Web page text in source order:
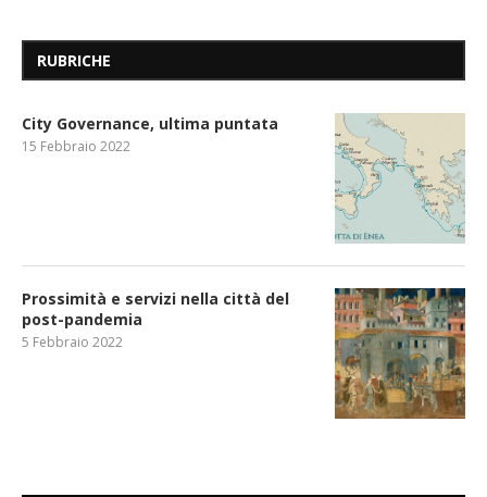
RUBRICHE
City Governance, ultima puntata
15 Febbraio 2022
Prossimità e servizi nella città del
post-pandemia
5 Febbraio 2022